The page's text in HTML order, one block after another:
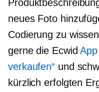
neues Foto
Codierung zu
gerne die Ecwid
verkaufen“ und
kürzlich erfolgten